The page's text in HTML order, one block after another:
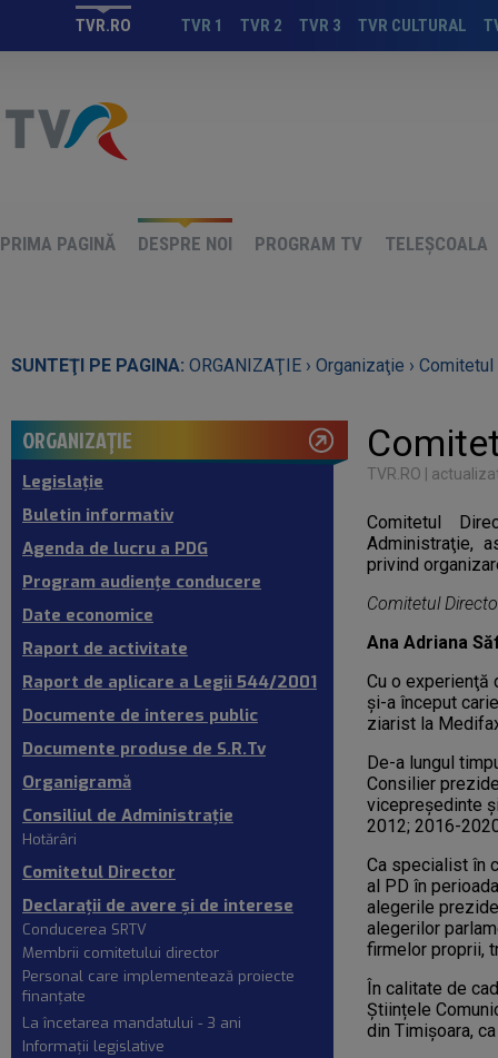
TVR CULTURAL
TVR 3
TVR 2
TVR 1
TVR.RO
PRIMA PAGINĂ DESPRE NOI PROGRAM TV TELEȘCOALA
SUNTEŢI PE PAGINA: ORGANIZAŢIE › Organizaţie › Comitetul
ORGANIZAŢIE
Legislaţie
Buletin informativ
Agenda de lucru a PDG
Program audiențe conducere
Date economice
Raport de activitate
Raport de aplicare a Legii 544/2001
Documente de interes public
Documente produse de S.R.Tv
Organigramă
Consiliul de Administraţie
Hotărâri
Comitetul Director
Declaraţii de avere și de interese
Conducerea SRTV
Membrii comitetului director
Personal care implementează proiecte
finanţate
La încetarea mandatului - 3 ani
Informaţii legislative
TVR.RO |
Comitetul
Administraţie,
privind
Comitetul
Ana Adriana
Cu o experienţă
și-a început
ziarist la
De-a lungul
Consilier
vicepreședinte
2012; 2016-
Ca specialist în
al PD în
alegerile
alegerilor
firmelor proprii,
În calitate de
Științele
din Timișoara,